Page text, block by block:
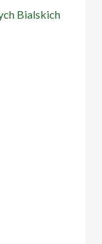
Bialskich